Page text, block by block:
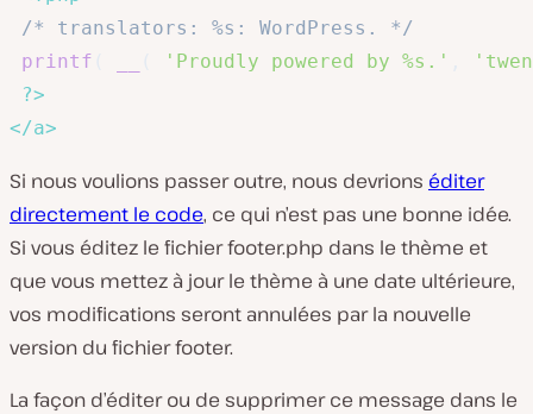
/* translators: %s: WordPress. */
printf
'Proudly powered by %s.'
?>
</a>
Si nous voulions passer outre, nous devrions éditer
directement le code, ce qui n’est pas une bonne idée.
Si vous éditez le fichier footer.php dans le thème et
que vous mettez à jour le thème à une date ultérieure,
vos modifications seront annulées par la nouvelle
version du fichier footer.
La façon d’éditer ou de supprimer ce message dans le